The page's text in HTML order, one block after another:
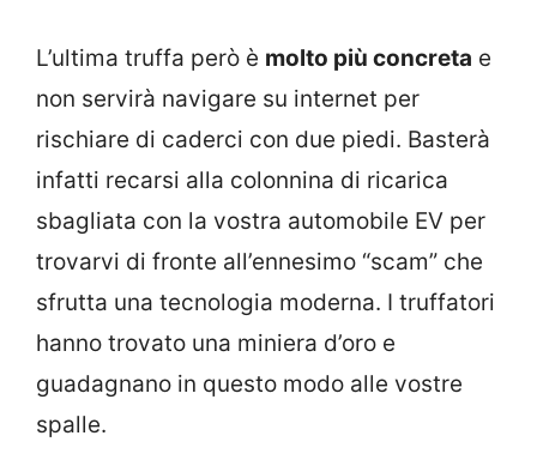
L’ultima truffa però è molto più concreta e
non servirà navigare su internet per
rischiare di caderci con due piedi. Basterà
infatti recarsi alla colonnina di ricarica
sbagliata con la vostra automobile EV per
trovarvi di fronte all’ennesimo “scam” che
sfrutta una tecnologia moderna. I truffatori
hanno trovato una miniera d’oro e
guadagnano in questo modo alle vostre
spalle.